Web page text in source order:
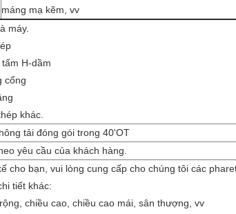
máng mạ kẽm, vv
máy.
H-dầm
cổng
khác.
tải đóng gói trong 40'OT
yêu cầu của khách hàng.
cho bạn, vui lòng cung cấp cho chúng tôi các
tiết khác:
chiều cao, chiều cao mái, sân thượng, vv